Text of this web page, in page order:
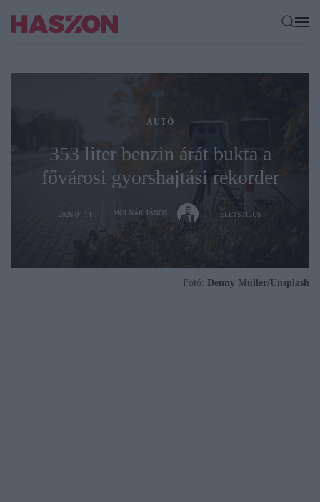
AUTÓ
353 liter benzin árát bukta a
fővárosi gyorshajtási rekorder
2026-04-14 MOLNÁR JÁNOS ÉLETSTÍLUS
Fotó: Denny Müller/Unsplash